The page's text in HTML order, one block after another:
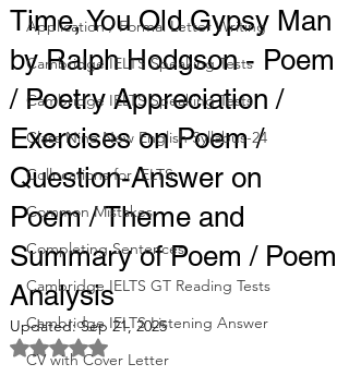
Application / Formal Letter Writing
Cambridge IELTS Speaking Tests
Cambridge IELTS Speaking Tests
Class Nine New English Syllabus-24
Collocations for IELTS
Common Mistakes
Completing Sentences
Cambridge IELTS GT Reading Tests
Cambridge IELTS Listening Answer
CV with Cover Letter
Time, You Old Gypsy Man
by Ralph Hodgson - Poem
/ Poetry Appreciation /
Exercises on Poem /
Question-Answer on
Poem / Theme and
Summary of Poem / Poem
Analysis
Updated:Sep 21, 2025
Rated NaN out of 5 stars.